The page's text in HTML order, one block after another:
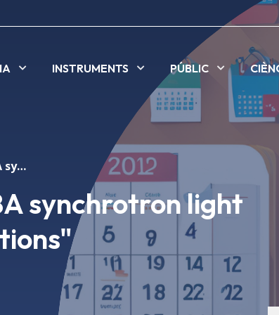
INSTRUMENTS PÚBLIC
Conference "The ALBA synchrotron light source and its applications"
synchrotron light